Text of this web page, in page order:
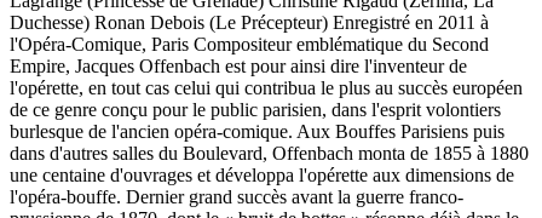
Duchesse) Ronan Debois (Le Précepteur) Enregistré en 2011 à
l'Opéra-Comique, Paris Compositeur emblématique du Second
Empire, Jacques Offenbach est pour ainsi dire l'inventeur de
l'opérette, en tout cas celui qui contribua le plus au succès européen
de ce genre conçu pour le public parisien, dans l'esprit volontiers
burlesque de l'ancien opéra-comique. Aux Bouffes Parisiens puis
dans d'autres salles du Boulevard, Offenbach monta de 1855 à 1880
une centaine d'ouvrages et développa l'opérette aux dimensions de
l'opéra-bouffe. Dernier grand succès avant la guerre franco-